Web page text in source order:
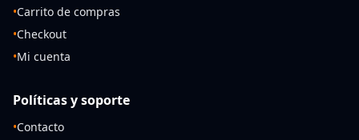
•Carrito de compras
•Checkout
•Mi cuenta
Políticas y soporte
•Contacto